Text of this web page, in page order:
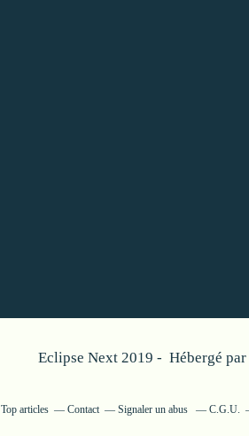
Eclipse Next 2019 - Hébergé par
Top articles Contact Signaler un abus C.G.U.